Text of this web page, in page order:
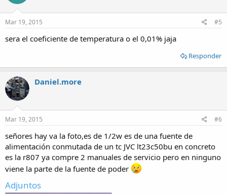
Mar 19, 2015 #5
sera el coeficiente de temperatura o el 0,01% jaja
Responder
Daniel.more
Mar 19, 2015 #6
señores hay va la foto,es de 1/2w es de una fuente de
alimentación conmutada de un tc JVC lt23c50bu en concreto
es la r807 ya compre 2 manuales de servicio pero en ninguno
viene la parte de la fuente de poder
Adjuntos